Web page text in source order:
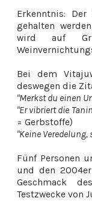
Erkenntnis:
gehalten
wird auf
Bei dem
deswegen die
"Merkst du einen
"Er vibriert die
= Gerbstoffe)
"Keine
Fünf Personen
und den
Geschmack
Testzwecke von